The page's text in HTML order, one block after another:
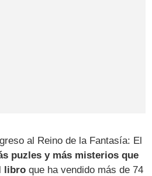
al Reino de la Fantasía: El
puzles y más misterios que
libro que ha vendido más de 74